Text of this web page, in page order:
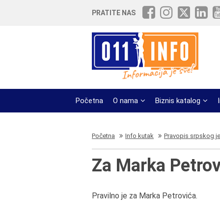
PRATITE NAS
Početna O nama Biznis katalog
Početna Info kutak Pravopis srpskog
Za Marka
Pravilno je za Marka Petrovića.